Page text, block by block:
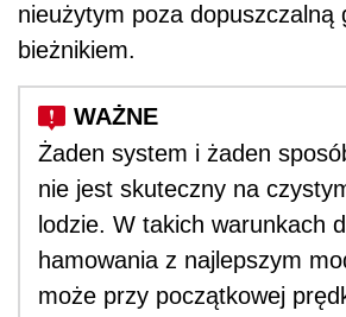
nieużytym poza dopuszczalną
bieżnikiem.
Żaden system i żaden
nie jest skuteczny na
lodzie. W takich warunkach
hamowania z najlepszym
może przy początkowej